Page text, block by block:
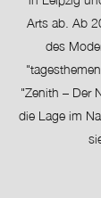
Arts ab. Ab
des
"Zenith – Der
die Lage im